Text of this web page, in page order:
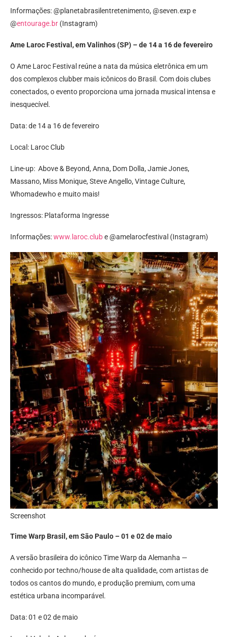
Informações: @planetabrasilentretenimento, @seven.exp e
@entourage.br (Instagram)
Ame Laroc Festival, em Valinhos (SP) – de 14 a 16 de fevereiro
O Ame Laroc Festival reúne a nata da música eletrônica em um
dos complexos clubber mais icônicos do Brasil. Com dois clubes
conectados, o evento proporciona uma jornada musical intensa e
inesquecível.
Data: de 14 a 16 de fevereiro
Local: Laroc Club
Line-up: Above & Beyond, Anna, Dom Dolla, Jamie Jones,
Massano, Miss Monique, Steve Angello, Vintage Culture,
Whomadewho e muito mais!
Ingressos: Plataforma Ingresse
Informações:www.laroc.clube @amelarocfestival (Instagram)
Screenshot
Time Warp Brasil, em São Paulo – 01 e 02 de maio
A versão brasileira do icônico Time Warp da Alemanha —
conhecido por techno/house de alta qualidade, com artistas de
todos os cantos do mundo, e produção premium, com uma
estética urbana incomparável.
Data: 01 e 02 de maio